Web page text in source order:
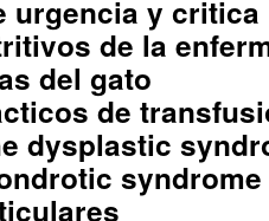
urgencia y
de la
del gato
de
dysplastic
syndrome